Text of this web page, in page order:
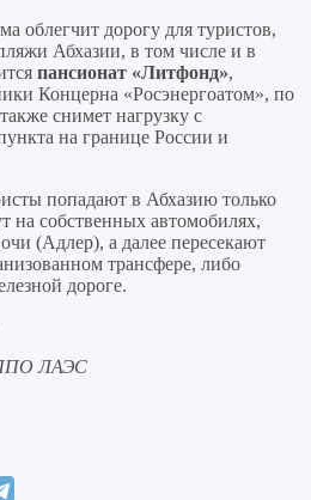
облегчит дорогу для туристов,
Абхазии, в том числе и в
пансионат «Литфонд»,
Концерна «Росэнергоатом», по
снимет нагрузку с
на границе России и
попадают в Абхазию только
на собственных автомобилях,
(Адлер), а далее пересекают
трансфере, либо
дороге.
ППО ЛАЭС